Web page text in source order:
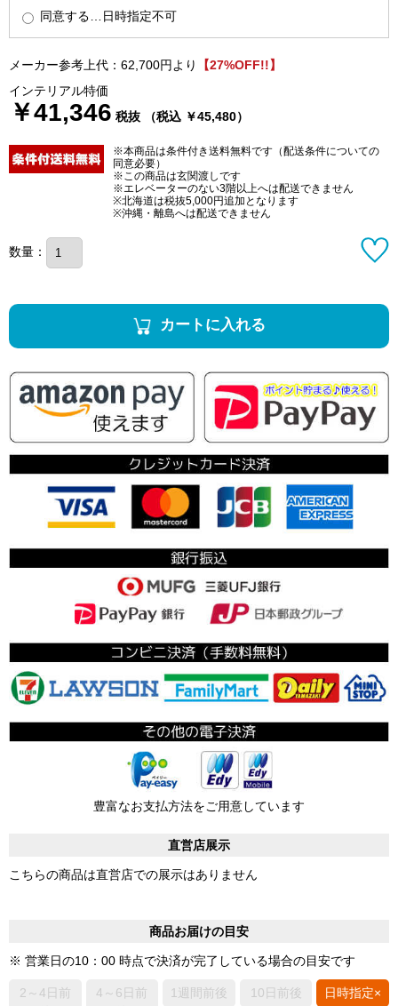
同意する…日時指定不可
メーカー参考上代：62,700円より
【27%OFF!!】
インテリアル特価
￥41,346 税抜 （税込 ￥45,480）
※本商品は条件付き送料無料です（配送条件についての
同意必要）
※この商品は玄関渡しです
※エレベーターのない3階以上へは配送できません
※北海道は税抜5,000円追加となります
※沖縄・離島へは配送できません
数量：
カートに入れる
豊富なお支払方法をご用意しています
直営店展示
こちらの商品は直営店での展示はありません
商品お届けの目安
※ 営業日の10：00 時点で決済が完了している場合の目安です
2～4日前
4～6日前
1週間前後 10日前後 日時指定×